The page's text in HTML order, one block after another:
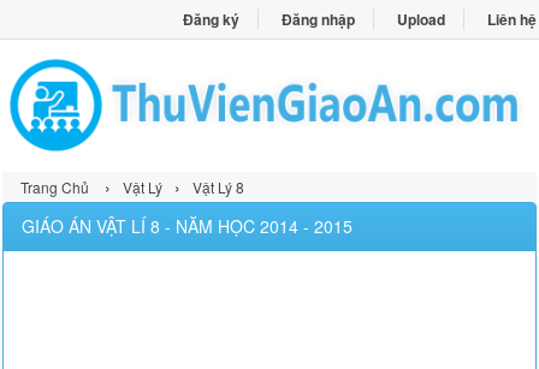
Đăng ký Đăng nhập Upload Liên hệ
Trang Chủ › Vật Lý › Vật Lý 8
GIÁO ÁN VẬT LÍ 8 - NĂM HỌC 2014 - 2015